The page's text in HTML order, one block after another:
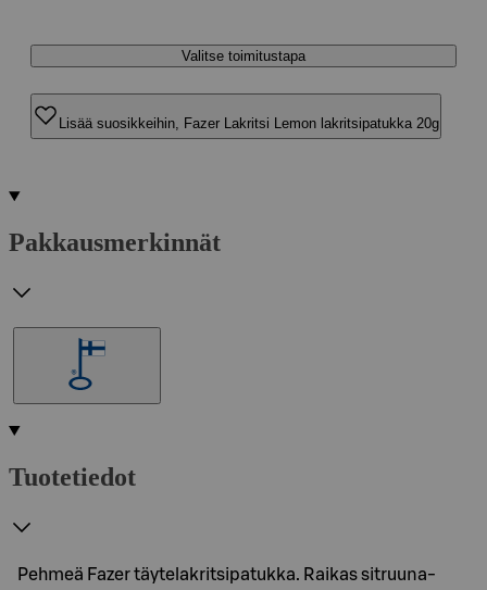
Valitse toimitustapa
Lisää suosikkeihin, Fazer Lakritsi Lemon lakritsipatukka 20g
Pakkausmerkinnät
Tuotetiedot
Pehmeä Fazer täytelakritsipatukka. Raikas sitruuna-